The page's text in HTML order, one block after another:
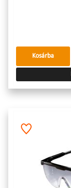
Kosárba